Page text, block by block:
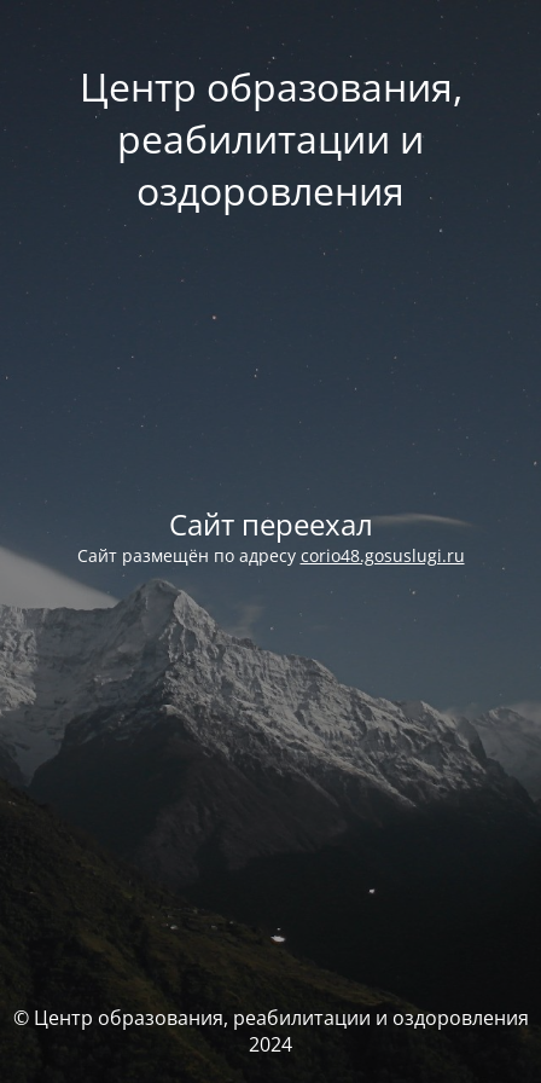
Центр образования,
реабилитации и
оздоровления
Сайт переехал
Сайт размещён по адресу corio48.gosuslugi.ru
© Центр образования, реабилитации и оздоровления
2024